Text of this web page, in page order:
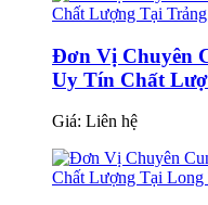
Đơn Vị Chuyên
Uy Tín Chất
Giá: Liên hệ